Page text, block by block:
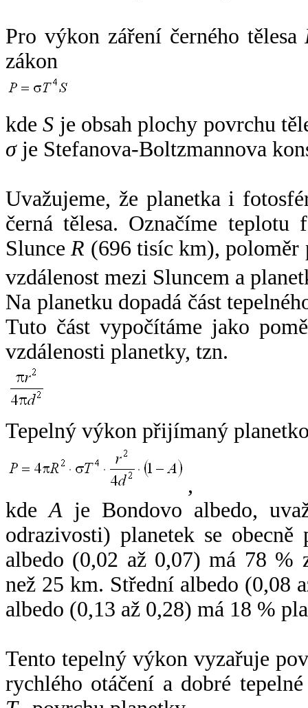
Pro výkon záření černého tělesa
zákon
kdeS je obsah plochy povrchu
σje Stefanova-Boltzmannova
Uvažujeme, že planetka i
černá tělesa. Označíme
SlunceR (696 tisíc km),
vzdálenost mezi Sluncem a
Na planetku dopadá část
Tuto část vypočítáme jako
vzdálenosti planetky, tzn.
Tepelný výkon přijímaný
,
kdeA je Bondovo albedo,
odrazivosti) planetek se
albedo (0,02 až 0,07) má 78 %
než 25 km. Střední albedo (0,08
albedo (0,13 až 0,28) má 18 %
Tento tepelný výkon vyzařuje
rychlého otáčení a dobré